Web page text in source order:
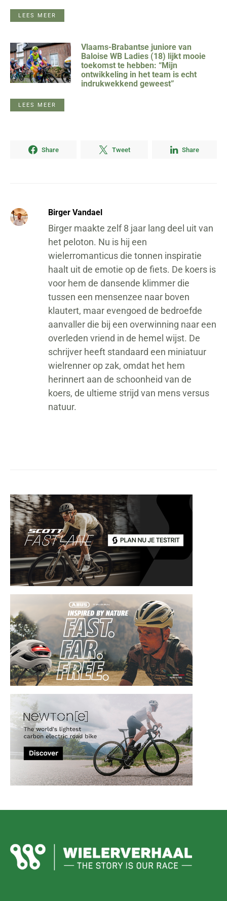
LEES MEER
Vlaams-Brabantse juniore van
Baloise WB Ladies (18) lijkt mooie
toekomst te hebben: “Mijn
ontwikkeling in het team is echt
indrukwekkend geweest”
LEES MEER
Share Tweet Share
Birger Vandael
Birger maakte zelf 8 jaar lang deel uit van
het peloton. Nu is hij een
wielerromanticus die tonnen inspiratie
haalt uit de emotie op de fiets. De koers is
voor hem de dansende klimmer die
tussen een mensenzee naar boven
klautert, maar evengoed de bedroefde
aanvaller die bij een overwinning naar een
overleden vriend in de hemel wijst. De
schrijver heeft standaard een miniatuur
wielrenner op zak, omdat het hem
herinnert aan de schoonheid van de
koers, de ultieme strijd van mens versus
natuur.